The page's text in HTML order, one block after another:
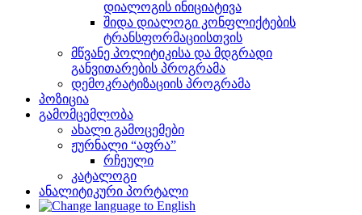
დიალოგის ინიციატივა
შიდა დიალოგი კონფლიქტების
ტრანსფორმაციისთვის
მწვანე პოლიტიკისა და მდგრადი
განვითარების პროგრამა
დემოკრატიზაციის პროგრამა
პოზიცია
გამომცემლობა
ახალი გამოცემები
ჟურნალი “აფრა”
რჩეული
კატალოგი
ანალიტიკური პორტალი